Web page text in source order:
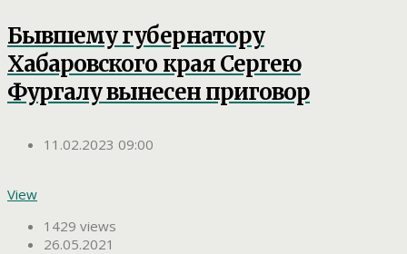
Бывшему губернатору
Хабаровского края Сергею
Фургалу вынесен приговор
11.02.2023 09:00
View
1429 views
26.05.2021